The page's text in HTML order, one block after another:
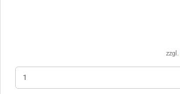
zzgl.